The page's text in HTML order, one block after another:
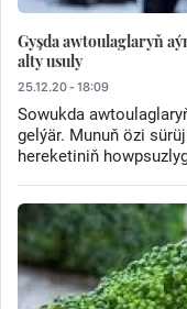
Gyşda awtoulaglaryň
alty usuly
25.12.20 - 18:09
Sowukda
gelýär. Munuň özi
hereketiniň